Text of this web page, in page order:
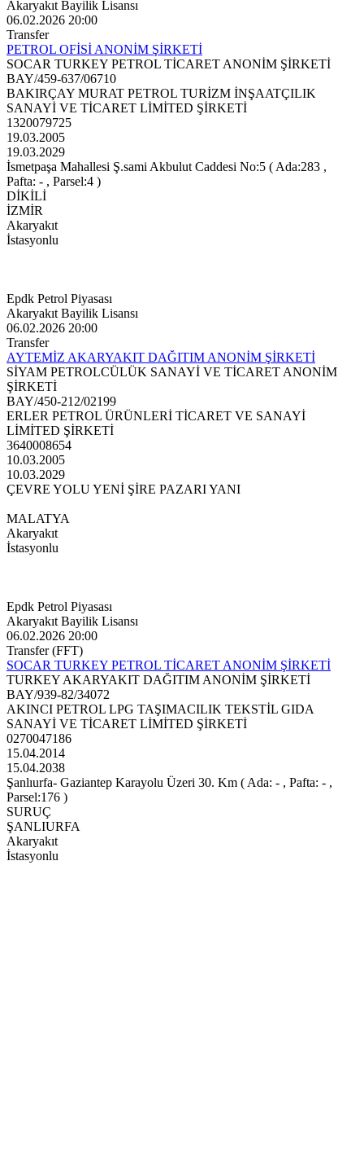
Akaryakıt Bayilik Lisansı
06.02.2026 20:00
Transfer
PETROL OFİSİ ANONİM ŞİRKETİ
SOCAR TURKEY PETROL TİCARET ANONİM ŞİRKETİ
BAY/459-637/06710
BAKIRÇAY MURAT PETROL TURİZM İNŞAATÇILIK
SANAYİ VE TİCARET LİMİTED ŞİRKETİ
1320079725
19.03.2005
19.03.2029
İsmetpaşa Mahallesi Ş.sami Akbulut Caddesi No:5 ( Ada:283 ,
Pafta: - , Parsel:4 )
DİKİLİ
İZMİR
Akaryakıt
İstasyonlu
Epdk Petrol Piyasası
Akaryakıt Bayilik Lisansı
06.02.2026 20:00
Transfer
AYTEMİZ AKARYAKIT DAĞITIM ANONİM ŞİRKETİ
SİYAM PETROLCÜLÜK SANAYİ VE TİCARET ANONİM
ŞİRKETİ
BAY/450-212/02199
ERLER PETROL ÜRÜNLERİ TİCARET VE SANAYİ
LİMİTED ŞİRKETİ
3640008654
10.03.2005
10.03.2029
ÇEVRE YOLU YENİ ŞİRE PAZARI YANI
MALATYA
Akaryakıt
İstasyonlu
Epdk Petrol Piyasası
Akaryakıt Bayilik Lisansı
06.02.2026 20:00
Transfer (FFT)
SOCAR TURKEY PETROL TİCARET ANONİM ŞİRKETİ
TURKEY AKARYAKIT DAĞITIM ANONİM ŞİRKETİ
BAY/939-82/34072
AKINCI PETROL LPG TAŞIMACILIK TEKSTİL GIDA
SANAYİ VE TİCARET LİMİTED ŞİRKETİ
0270047186
15.04.2014
15.04.2038
Şanlıurfa- Gaziantep Karayolu Üzeri 30. Km ( Ada: - , Pafta: - ,
Parsel:176 )
SURUÇ
ŞANLIURFA
Akaryakıt
İstasyonlu